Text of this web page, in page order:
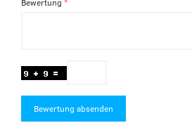
Bewertung
Bewertung absenden